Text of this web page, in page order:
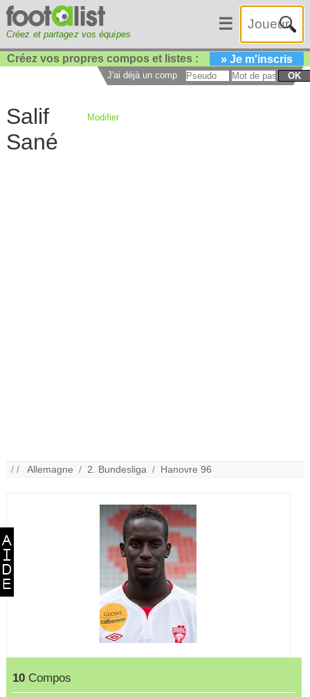
Créez et partagez vos équipes
☰
Créez vos propres compos et listes : » Je m'inscris
J'ai déjà un compte : OK
Salif
Sané
Modifier
/ /Allemagne /2. Bundesliga / Hanovre 96
10 Compos